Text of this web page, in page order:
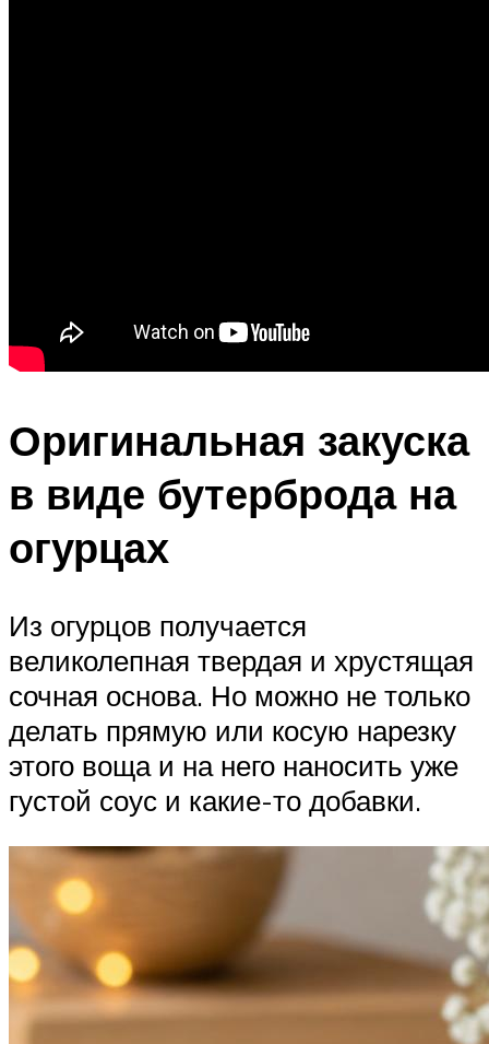
Оригинальная закуска
в виде бутерброда на
огурцах
Из огурцов получается
великолепная твердая и хрустящая
сочная основа. Но можно не только
делать прямую или косую нарезку
этого воща и на него наносить уже
густой соус и какие-то добавки.